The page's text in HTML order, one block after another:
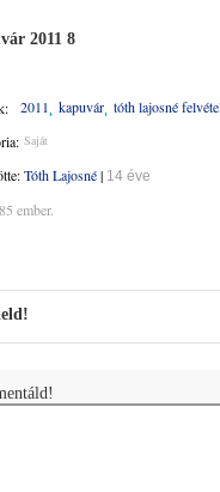
2011 8
2011 kapuvár tóth lajosné
Saját
Tóth Lajosné| 14 éve
ember.